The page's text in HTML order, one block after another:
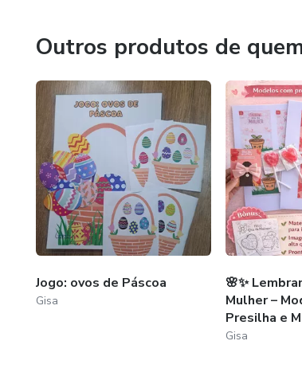
Mesmo que você
💛 Por que esse
✔️ Economiza
✔️ Deixa sua reunião
✔️ Fortalece a
✔️ Transmite
Uma reunião bem
Outros produtos de
Jogo: ovos de Páscoa
Gisa
🌸✨
Mulher –
Presilha e
Gisa